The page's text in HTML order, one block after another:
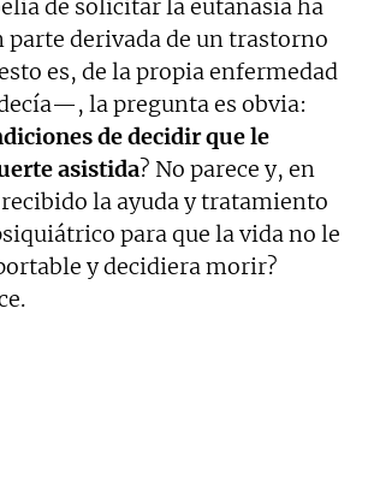
de solicitar la eutanasia ha
parte derivada de un trastorno
es, de la propia enfermedad
la pregunta es obvia:
de decidir que le
asistida? No parece y, en
la ayuda y tratamiento
para que la vida no le
y decidiera morir?